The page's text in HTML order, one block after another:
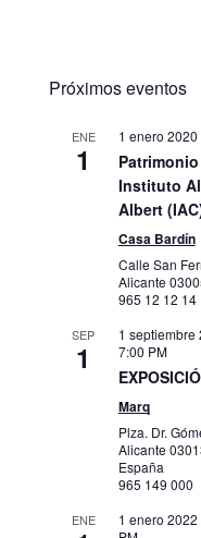
Próximos eventos
ENE
1
1 enero 2020
Instituto
Albert
Casa Bardín
Calle San
Alicante
965 12 12 14
SEP
1
1 septiembre
7:00 PM
Marq
Plza. Dr.
Alicante
España
965 149 000
ENE 1 enero